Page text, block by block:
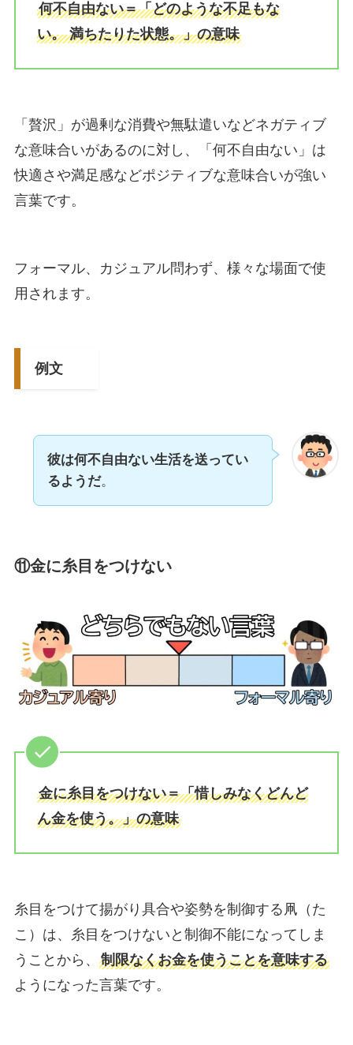
何不自由ない＝「どのような不足もな
い。 満ちたりた状態。」の意味
「贅沢」が過剰な消費や無駄遣いなどネガティブ
な意味合いがあるのに対し、「何不自由ない」は
快適さや満足感などポジティブな意味合いが強い
言葉です。
フォーマル、カジュアル問わず、様々な場面で使
用されます。
例文
彼は何不自由ない生活を送ってい
るようだ。
⑪金に糸目をつけない
金に糸目をつけない＝「惜しみなくどんど
ん金を使う。」の意味
糸目をつけて揚がり具合や姿勢を制御する凧（た
こ）は、糸目をつけないと制御不能になってしま
うことから、 制限なくお金を使うことを意味する
ようになった言葉です。